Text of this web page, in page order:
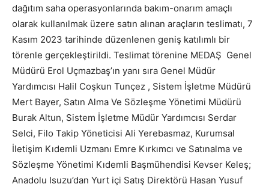
dağıtım saha operasyonlarında bakım-onarım amaçlı
olarak kullanılmak üzere satın alınan araçların teslimatı, 7
Kasım 2023 tarihinde düzenlenen geniş katılımlı bir
törenle gerçekleştirildi. Teslimat törenine MEDAŞ Genel
Müdürü Erol Uçmazbaş’ın yanı sıra Genel Müdür
Yardımcısı Halil Coşkun Tunçez , Sistem İşletme Müdürü
Mert Bayer, Satın Alma Ve Sözleşme Yönetimi Müdürü
Burak Altun, Sistem İşletme Müdür Yardımcısı Serdar
Selci, Filo Takip Yöneticisi Ali Yerebasmaz, Kurumsal
İletişim Kıdemli Uzmanı Emre Kırkımcı ve Satınalma ve
Sözleşme Yönetimi Kıdemli Başmühendisi Kevser Keleş;
Anadolu Isuzu’dan Yurt içi Satış Direktörü Hasan Yusuf